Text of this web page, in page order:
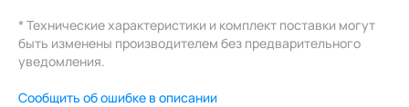
* Технические характеристики и комплект поставки могут
быть изменены производителем без предварительного
уведомления.
Сообщить об ошибке в описании